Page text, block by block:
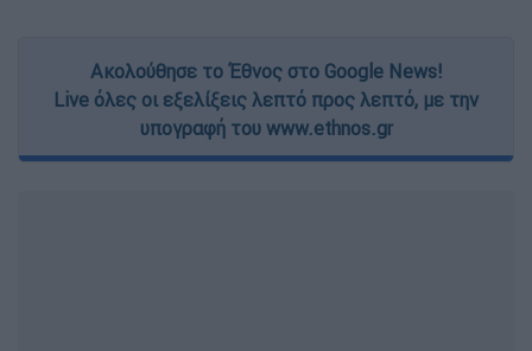
Ακολούθησε το Έθνος στο Google News!
Live όλες οι εξελίξεις λεπτό προς λεπτό, με την
υπογραφή του www.ethnos.gr